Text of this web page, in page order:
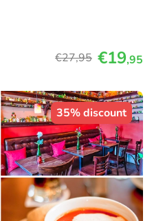
€27,95 €19,95
35% discount